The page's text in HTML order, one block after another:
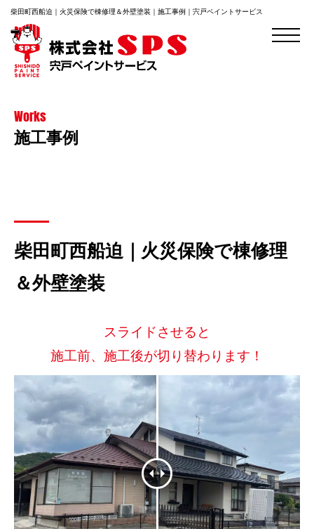
柴田町西船迫｜火災保険で棟修理＆外壁塗装｜施工事例｜宍戸ペイントサービス
Works
施工事例
柴田町西船迫｜火災保険で棟修理
＆外壁塗装
スライドさせると
施工前、施工後が切り替わります！